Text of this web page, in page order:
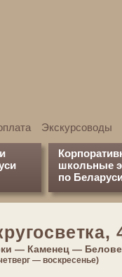
Экскурсоводы
школьные
по
— Каменец —
— воскресенье)